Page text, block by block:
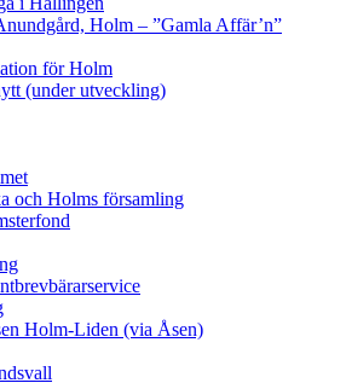
Holm – ”Gamla Affär’n”
för Holm
(under utveckling)
och Holms församling
Holm-Liden (via Åsen)